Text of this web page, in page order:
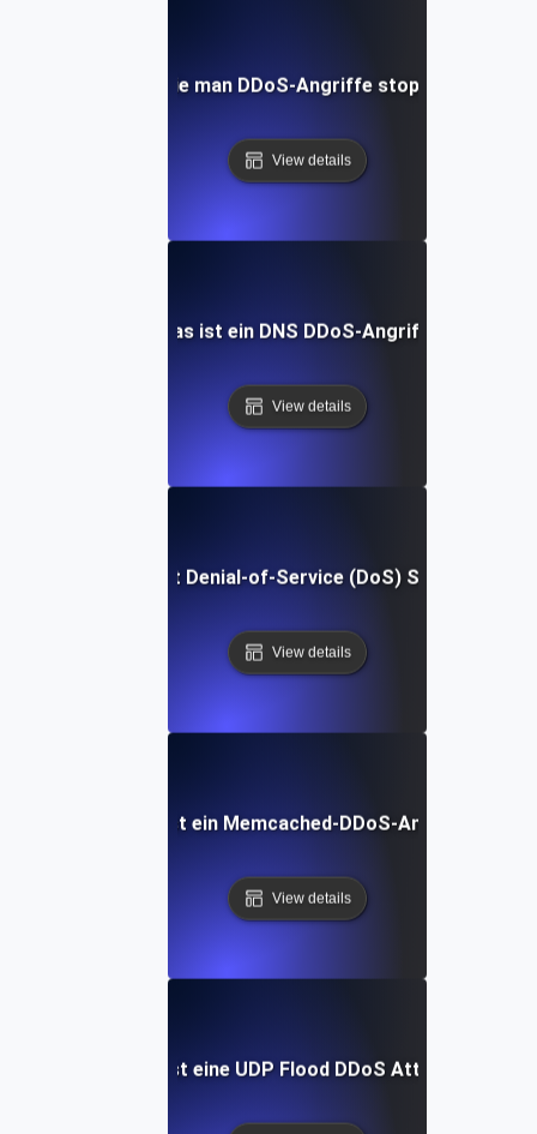
Wie man DDoS-Angriffe stoppt
View details
Was ist ein DNS DDoS-Angriff?
View details
Was ist Denial-of-Service (DoS) Schutz?
View details
Was ist ein Memcached-DDoS-Angriff?
View details
Was ist eine UDP Flood DDoS Attacke?